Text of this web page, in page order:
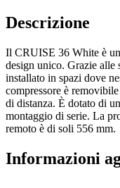
Descrizione
Il CRUISE 36 White è
design unico. Grazie alle
installato in spazi dove
compressore è
di distanza. È dotato di
montaggio di serie. La
remoto è di soli 556 mm.
Informazioni